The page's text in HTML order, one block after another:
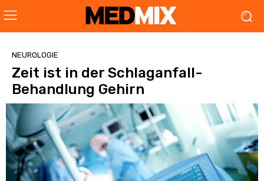
NEUROLOGIE
Zeit ist in der Schlaganfall-
Behandlung Gehirn